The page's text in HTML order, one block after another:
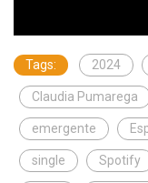
Tags: 2024
Claudia Pumarega
emergente
single Spotify